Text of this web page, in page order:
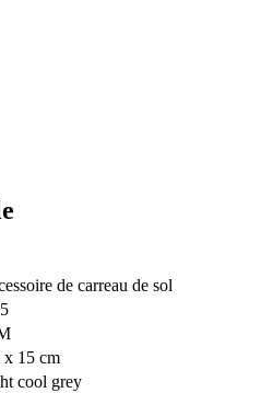
de carreau de sol
x 15 cm
cool grey